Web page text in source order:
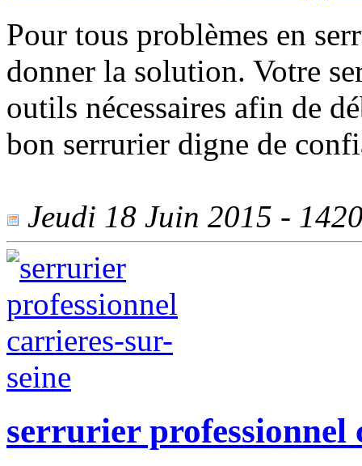
Pour tous problèmes en
donner la solution. Votre
outils nécessaires afin de
bon serrurier digne de
Jeudi 18 Juin 2015 -
serrurier professionnel